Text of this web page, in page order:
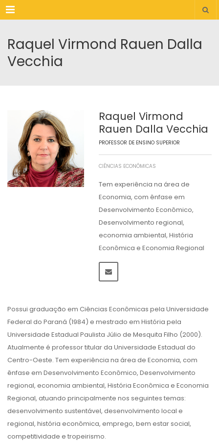
Menu
Raquel Virmond Rauen Dalla
Vecchia
Raquel Virmond
Rauen Dalla Vecchia
PROFESSOR DE ENSINO SUPERIOR
CIÊNCIAS ECONÔMICAS
Tem experiência na área de
Economia, com ênfase em
Desenvolvimento Econômico,
Desenvolvimento regional,
economia ambiental, História
Econômica e Economia Regional
Possui graduação em Ciências Econômicas pela Universidade
Federal do Paraná (1984) e mestrado em História pela
Universidade Estadual Paulista Júlio de Mesquita Filho (2000).
Atualmente é professor titular da Universidade Estadual do
Centro-Oeste. Tem experiência na área de Economia, com
ênfase em Desenvolvimento Econômico, Desenvolvimento
regional, economia ambiental, História Econômica e Economia
Regional, atuando principalmente nos seguintes temas:
desenvolvimento sustentável, desenvolvimento local e
regional, história econômica, emprego, bem estar social,
competitividade e tropeirismo.